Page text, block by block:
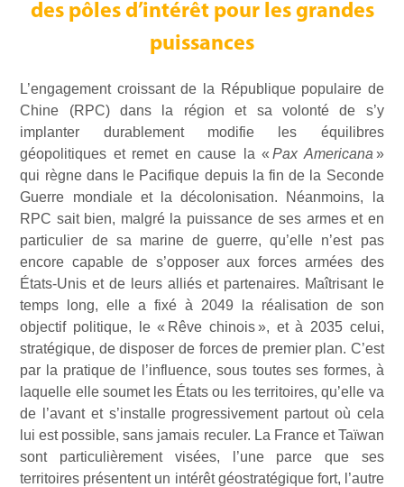
des pôles d’intérêt pour les grandes
puissances
L’engagement croissant de la République populaire de
Chine (RPC) dans la région et sa volonté de s’y
implanter durablement modifie les équilibres
géopolitiques et remet en cause la «Pax Americana »
qui règne dans le Pacifique depuis la fin de la Seconde
Guerre mondiale et la décolonisation. Néanmoins, la
RPC sait bien, malgré la puissance de ses armes et en
particulier de sa marine de guerre, qu’elle n’est pas
encore capable de s’opposer aux forces armées des
États-Unis et de leurs alliés et partenaires. Maîtrisant le
temps long, elle a fixé à 2049 la réalisation de son
objectif politique, le « Rêve chinois », et à 2035 celui,
stratégique, de disposer de forces de premier plan. C’est
par la pratique de l’influence, sous toutes ses formes, à
laquelle elle soumet les États ou les territoires, qu’elle va
de l’avant et s’installe progressivement partout où cela
lui est possible, sans jamais reculer. La France et Taïwan
sont particulièrement visées, l’une parce que ses
territoires présentent un intérêt géostratégique fort, l’autre